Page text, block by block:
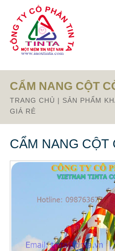
Từ mục này trở xuống là mã nguồn Zalo
CẨM NANG CỘT
TRANG CHỦ | SẢN PHẨM
GIÁ RẺ
CẨM NANG CỘT